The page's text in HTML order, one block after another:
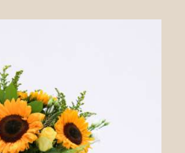
tot